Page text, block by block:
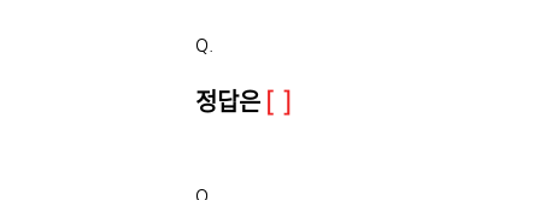
Q.
정답은 [ ]
Q.